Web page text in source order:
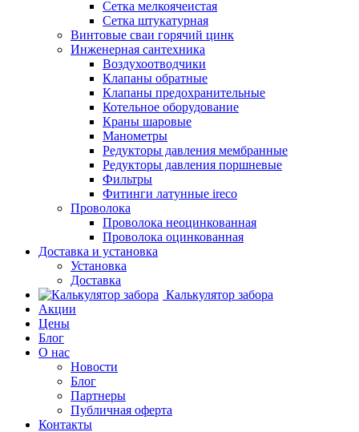
Сетка мелкоячеистая
Сетка штукатурная
Винтовые сваи горячий цинк
Инженерная сантехника
Воздухоотводчики
Клапаны обратные
Клапаны предохранительные
Котельное оборудование
Краны шаровые
Манометры
Редукторы давления мембранные
Редукторы давления поршневые
Фильтры
Фитинги латунные ireco
Проволока
Проволока неоцинкованная
Проволока оцинкованная
Доставка и установка
Установка
Доставка
Калькулятор забора
Акции
Цены
Блог
О нас
Новости
Блог
Партнеры
Публичная оферта
Контакты